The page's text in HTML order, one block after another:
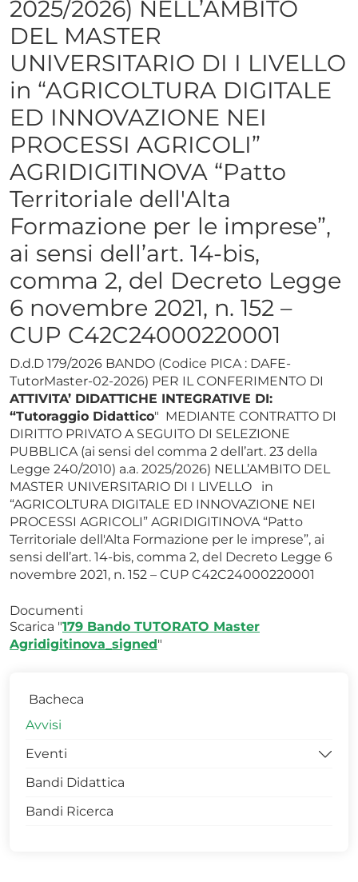
2025/2026) NELL’AMBITO
DEL MASTER
UNIVERSITARIO DI I LIVELLO
in “AGRICOLTURA DIGITALE
ED INNOVAZIONE NEI
PROCESSI AGRICOLI”
AGRIDIGITINOVA “Patto
Territoriale dell'Alta
Formazione per le imprese”,
ai sensi dell’art. 14-bis,
comma 2, del Decreto Legge
6 novembre 2021, n. 152 –
CUP C42C24000220001
D.d.D 179/2026 BANDO (Codice PICA : DAFE-
TutorMaster-02-2026) PER IL CONFERIMENTO DI
ATTIVITA’ DIDATTICHE INTEGRATIVE DI:
“Tutoraggio Didattico" MEDIANTE CONTRATTO DI
DIRITTO PRIVATO A SEGUITO DI SELEZIONE
PUBBLICA (ai sensi del comma 2 dell’art. 23 della
Legge 240/2010) a.a. 2025/2026) NELL’AMBITO DEL
MASTER UNIVERSITARIO DI I LIVELLO in
“AGRICOLTURA DIGITALE ED INNOVAZIONE NEI
PROCESSI AGRICOLI” AGRIDIGITINOVA “Patto
Territoriale dell'Alta Formazione per le imprese”, ai
sensi dell’art. 14-bis, comma 2, del Decreto Legge 6
novembre 2021, n. 152 – CUP C42C24000220001
Documenti
Scarica "179 Bando TUTORATO Master
Agridigitinova_signed"
Bacheca
Avvisi
Eventi
Workshop
Convegni
Bandi Didattica
Bandi Ricerca